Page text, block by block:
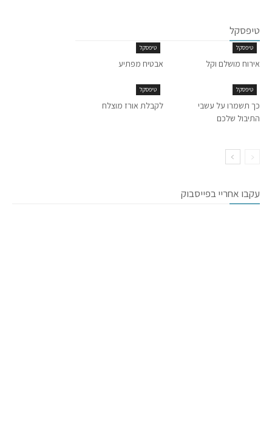
טיפסקל
טיפסקל
אירוח מושלם וקל
טיפסקל
אבטיח מפתיע
טיפסקל
כך תשמרו על עשבי
התיבול שלכם
טיפסקל
לקבלת אורז מוצלח
עקבו אחריי בפייסבוק